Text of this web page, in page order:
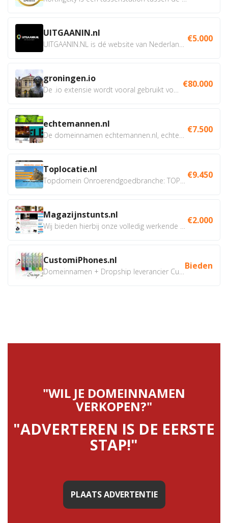
UITGAANIN.nl €5.000
groningen.io €80.000
echtemannen.nl €7.500
Toplocatie.nl €9.450
Magazijnstunts.nl €2.000
CustomiPhones.nl Bieden
"WIL JE DOMEINNAMEN
VERKOPEN?"
"ADVERTEREN IS DE EERSTE
STAP!"
PLAATS ADVERTENTIE